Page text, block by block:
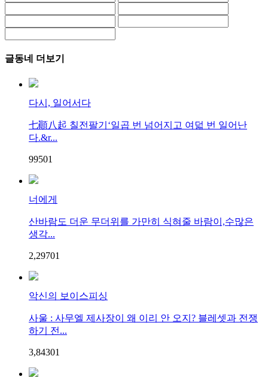
글동네 더보기
다시, 일어서다
七顚八起 칠전팔기‘일곱 번 넘어지고 여덟 번 일어난
다.&r...
99501
너에게
산바람도 더운 무더위를 가만히 식혀줄 바람이,수많은
생각...
2,29701
악신의 보이스피싱
사울 : 사무엘 제사장이 왜 이리 안 오지? 블레셋과 전쟁
하기 전...
3,84301